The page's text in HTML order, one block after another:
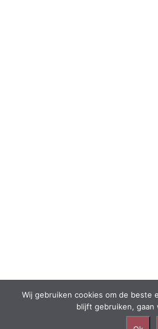
Wij gebruiken cookies om de beste
blijft gebruiken,